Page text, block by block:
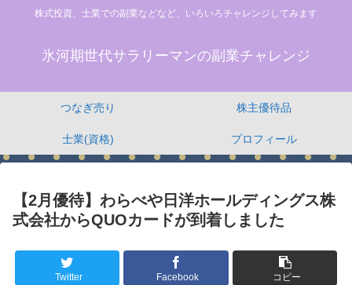
株式投資、士業での副業などなど、いろいろチャレンジしてみます
氷河期世代サラリーマンの副業チャレンジ
つなぎ売り 株主優待品
士業(資格) プロフィール
【2月優待】わらべや日洋ホールディングス株
式会社からQUOカードが到着しました
Twitter Facebook コピー